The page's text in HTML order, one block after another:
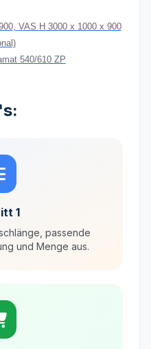
, VAS H 3000 x 1000 x 900
540/610 ZP
1
passende
und Menge aus.